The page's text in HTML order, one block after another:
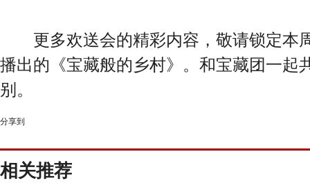
更多欢送会的精彩内容，敬请锁定本
播出的《宝藏般的乡村》。和宝藏团一起
别。
分享到
相关推荐